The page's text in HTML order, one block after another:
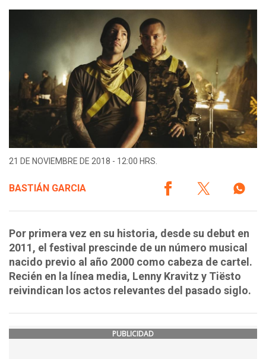
21 DE NOVIEMBRE DE 2018 - 12:00 HRS.
BASTIÁN GARCIA
Por primera vez en su historia, desde su debut en
2011, el festival prescinde de un número musical
nacido previo al año 2000 como cabeza de cartel.
Recién en la línea media, Lenny Kravitz y Tiësto
reivindican los actos relevantes del pasado siglo.
PUBLICIDAD